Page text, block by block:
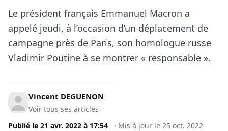
Le président français Emmanuel Macron a
appelé jeudi, à l’occasion d’un déplacement de
campagne près de Paris, son homologue russe
Vladimir Poutine à se montrer « responsable ».
Vincent DEGUENON
Voir tous ses articles
Publié le 21 avr. 2022 à 17:54 · Mis à jour le 25 oct. 2022